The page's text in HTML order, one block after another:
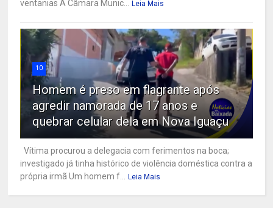
ventanias A Câmara Munic...
Leia Mais
10
Homem é preso em flagrante após
agredir namorada de 17 anos e
quebrar celular dela em Nova Iguaçu
Vítima procurou a delegacia com ferimentos na boca;
investigado já tinha histórico de violência doméstica contra a
própria irmã Um homem f...
Leia Mais